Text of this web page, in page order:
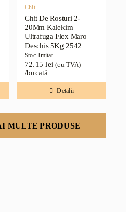
Chit
Chit De Rosturi 2-
20Mm Kalekim
Ultrafuga Flex Maro
Deschis 5Kg 2542
Stoc limitat
72.15lei (cu TVA)
/bucată
Detalii
MULTE PRODUSE